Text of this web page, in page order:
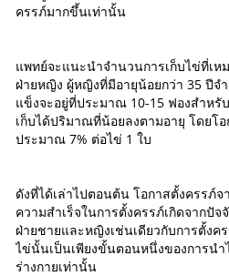
ครรภ์มากขึ้นเท่านั้น
แพทย์จะแนะนำจำนวนการเก็บไข่ที่เ
ฝ่ายหญิง ผู้หญิงที่มีอายุน้อยกว่า 35 ปีจ
แข็งจะอยู่ที่ประมาณ 10-15 ฟองสำหรั
เก็บได้ปริมาณที่น้อยลงตามอายุ โดยโ
ประมาณ 7% ต่อไข่ 1 ใบ
ดังที่ได้เล่าไปตอนต้น โอกาสตั้งครรภ์จ
ความสำเร็จในการตั้งครรภ์เกิดจากปัจ
ฝ่ายชายและหญิงเช่นเดียวกับการตั้งค
ไข่นั้นเป็นเพียงขั้นตอนหนึ่งของการนำ
ร่างกายเท่านั้น